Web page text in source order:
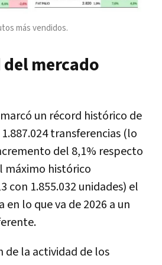
más vendidos.
mercado
un récord histórico de
transferencias (lo
del 8,1% respecto
máximo histórico
con 1.855.032 unidades) el
lo que va de 2026 a un
de la actividad de los